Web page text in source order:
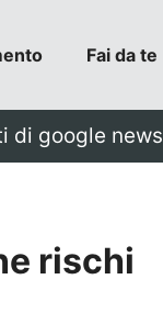
Fai da te
di google news
rischi